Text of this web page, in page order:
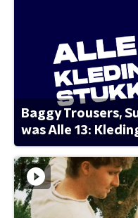
Baggy Trousers,
was Alle 13: